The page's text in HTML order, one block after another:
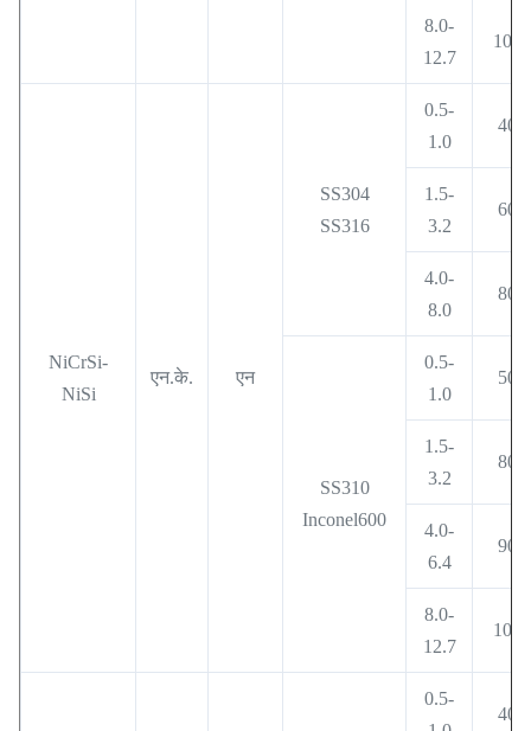
8.0-
12.7
1000
NiCrSi-
NiSi
एन.के. एन
SS304
SS316
0.5-
1.0
400
1.5-
3.2
600
4.0-
8.0
800
SS310
Inconel600
0.5-
1.0
500
1.5-
3.2
800
4.0-
6.4
900
8.0-
12.7
1000
0.5-
400